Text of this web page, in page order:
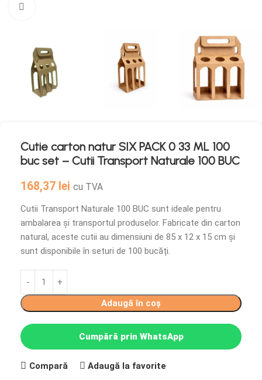
Cutie carton natur SIX PACK 0 33 ML 100
buc set – Cutii Transport Naturale 100 BUC
168,37 lei cu TVA
Cutii Transport Naturale 100 BUC sunt ideale pentru
ambalarea și transportul produselor. Fabricate din carton
natural, aceste cutii au dimensiuni de 85 x 12 x 15 cm și
sunt disponibile în seturi de 100 bucăți.
Adaugă în coș
Cumpără prin WhatsApp
Compară Adaugă la favorite